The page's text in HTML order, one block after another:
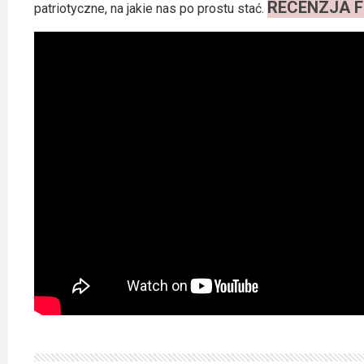
patriotyczne, na jakie nas po prostu stać. RECENZJA